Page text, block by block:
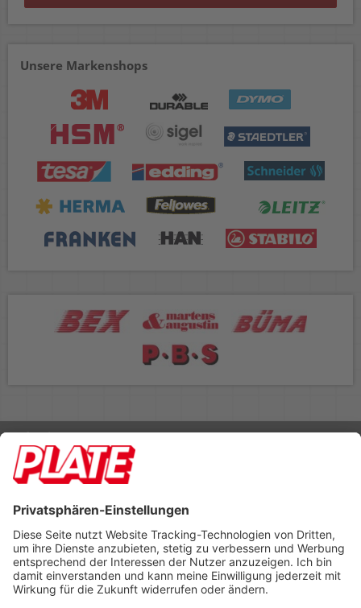
Unsere Markenshops
Rufen Sie uns an 04298 401-0
Lieferbedingungen Impressum
Footer anzeigen
PLATE Büromaterial Vertriebs GmbH
Hilligenwarf 5